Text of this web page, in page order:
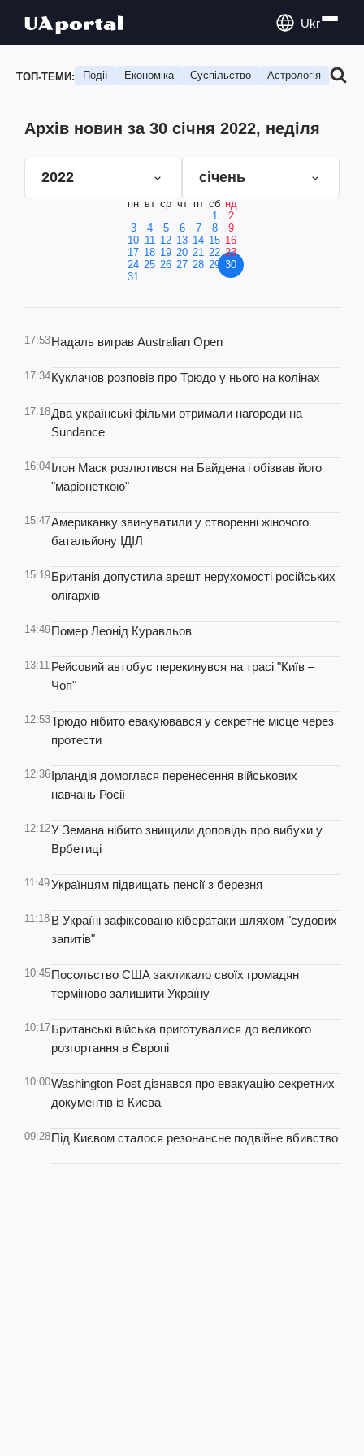
Ukr
ТОП-ТЕМИ: Події Економіка Суспільство Астрологія
Архів новин за 30 січня 2022, неділя
2022 січень
пн вт ср чт пт сб нд
1
2
3
4 5 6 7 8
9
10 11 12 13 14 15 16
17 18 19 20 21 22 23
24 25 26 27 28 29 30
31
17:53Надаль виграв Australian Open
17:34Куклачов розповів про Трюдо у нього на колінах
17:18Два українські фільми отримали нагороди на
Sundance
16:04Ілон Маск розлютився на Байдена і обізвав його
"маріонеткою"
15:47Американку звинуватили у створенні жіночого
батальйону ІДІЛ
15:19Британія допустила арешт нерухомості російських
олігархів
14:49Помер Леонід Куравльов
13:11 Рейсовий автобус перекинувся на трасі "Київ –
Чоп"
12:53Трюдо нібито евакуювався у секретне місце через
протести
12:36Ірландія домоглася перенесення військових
навчань Росії
12:12У Земана нібито знищили доповідь про вибухи у
Врбетиці
11:49Українцям підвищать пенсії з березня
11:18 В Україні зафіксовано кібератаки шляхом "судових
запитів"
10:45Посольство США закликало своїх громадян
терміново залишити Україну
10:17Британські війська приготувалися до великого
розгортання в Європі
10:00Washington Post дізнався про евакуацію секретних
документів із Києва
09:28Під Києвом сталося резонансне подвійне вбивство